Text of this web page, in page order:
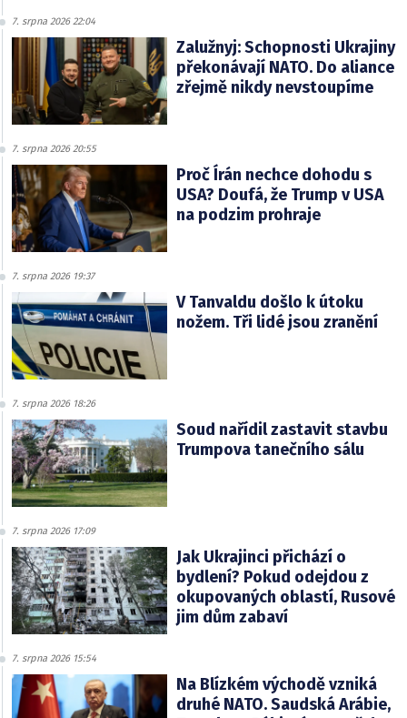
7. srpna 2026 22:04
Zalužnyj: Schopnosti Ukrajiny
překonávají NATO. Do aliance
zřejmě nikdy nevstoupíme
7. srpna 2026 20:55
Proč Írán nechce dohodu s
USA? Doufá, že Trump v USA
na podzim prohraje
7. srpna 2026 19:37
V Tanvaldu došlo k útoku
nožem. Tři lidé jsou zranění
7. srpna 2026 18:26
Soud nařídil zastavit stavbu
Trumpova tanečního sálu
7. srpna 2026 17:09
Jak Ukrajinci přichází o
bydlení? Pokud odejdou z
okupovaných oblastí, Rusové
jim dům zabaví
7. srpna 2026 15:54
Na Blízkém východě vzniká
druhé NATO. Saudská Arábie,